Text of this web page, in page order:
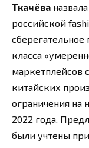
Ткачёва
российской
сберегательное
класса
маркетплейсов
китайских
ограничения на
2022 года.
были учтены